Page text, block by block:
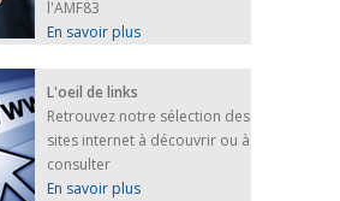
l'AMF83
En savoir plus
L'oeil de links
Retrouvez notre sélection des
sites internet à découvrir ou à
consulter
En savoir plus